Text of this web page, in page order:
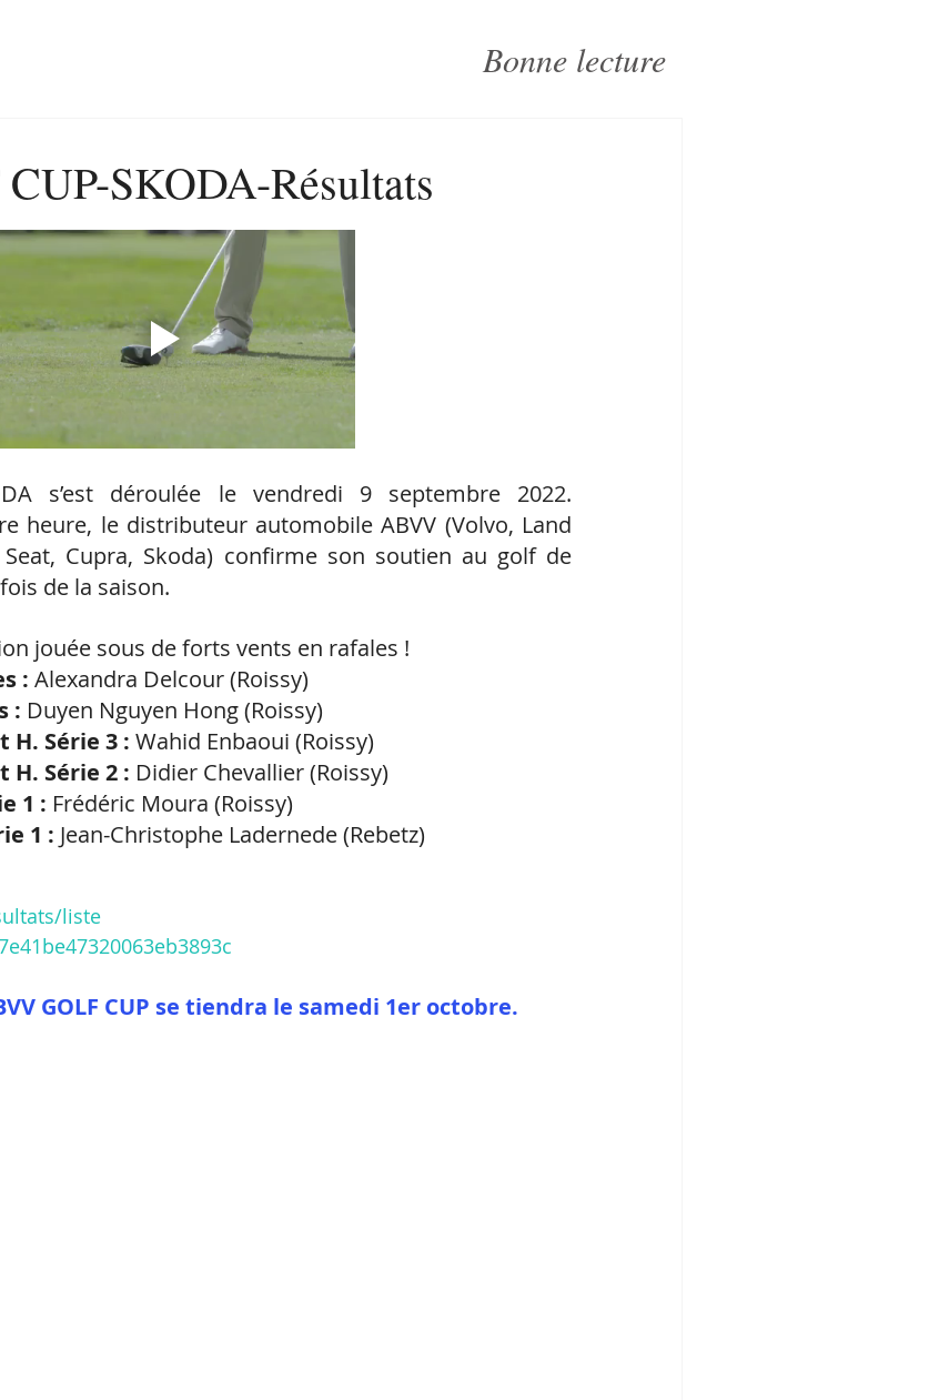
Bonne lecture
SKODA-Résultats
s’est déroulée le vendredi 9 septembre 2022.
heure, le distributeur automobile ABVV (Volvo, Land
Seat, Cupra, Skoda) confirme son soutien au golf de
de la saison.
jouée sous de forts vents en rafales !
: Alexandra Delcour (Roissy)
: Duyen Nguyen Hong (Roissy)
Série 3 : Wahid Enbaoui (Roissy)
Série 2 : Didier Chevallier (Roissy)
1 : Frédéric Moura (Roissy)
1 : Jean-Christophe Ladernede (Rebetz)
liste
GOLF CUP se tiendra le samedi 1er octobre.